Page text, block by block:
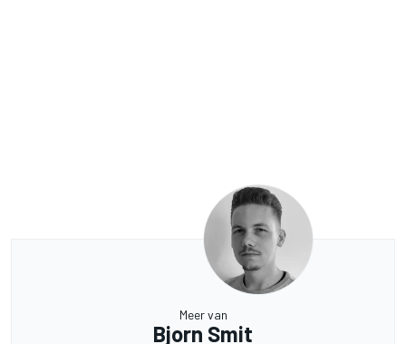
Meer van
Bjorn Smit